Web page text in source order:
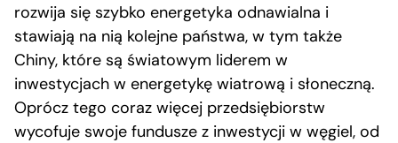
rozwija się szybko energetyka odnawialna i
stawiają na nią kolejne państwa, w tym także
Chiny, które są światowym liderem w
inwestycjach w energetykę wiatrową i słoneczną.
Oprócz tego coraz więcej przedsiębiorstw
wycofuje swoje fundusze z inwestycji w węgiel, od